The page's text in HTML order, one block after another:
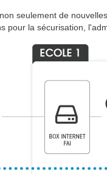
seulement de
pour la sécurisation,